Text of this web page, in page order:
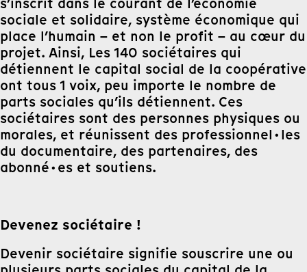
sociale et solidaire, système économique qui
place l’humain – et non le profit – au cœur du
projet. Ainsi, Les 140 sociétaires qui
détiennent le capital social de la coopérative
ont tous 1 voix, peu importe le nombre de
parts sociales qu’ils détiennent. Ces
sociétaires sont des personnes physiques ou
morales, et réunissent des professionnel·les
du documentaire, des partenaires, des
abonné·es et soutiens.
Devenez sociétaire !
Devenir sociétaire signifie souscrire une ou